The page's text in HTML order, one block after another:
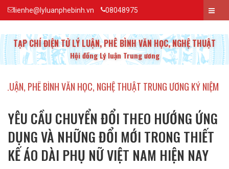
TẠP CHÍ ĐIỆN TỬ LÝ LUẬN, PHÊ BÌNH VĂN HỌC, NGHỆ THUẬT
Hội đồng Lý luận Trung ương
lienhe@lyluanphebinh.vn 08048975
BÌNH VĂN HỌC, NGHỆ THUẬT TRUNG ƯƠNG KỶ NIỆM 20 NĂM
YÊU CẦU CHUYỂN ĐỔI THEO HƯỚNG ỨNG
DỤNG VÀ NHỮNG ĐỔI MỚI TRONG THIẾT
KẾ ÁO DÀI PHỤ NỮ VIỆT NAM HIỆN NAY